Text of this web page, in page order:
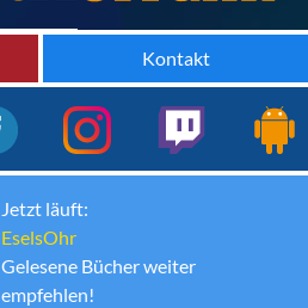
Kontakt
Jetzt läuft:
EselsOhr
Gelesene Bücher weiter
empfehlen!